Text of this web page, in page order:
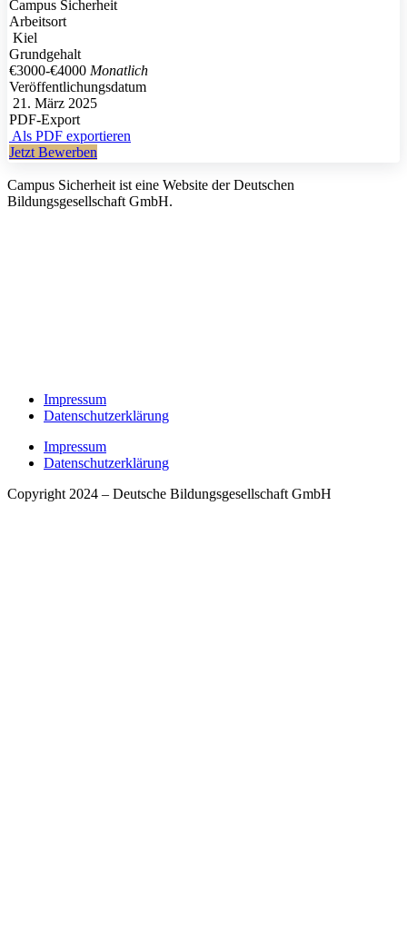
Campus Sicherheit
Arbeitsort
Kiel
Grundgehalt
€3000-€4000 Monatlich
Veröffentlichungsdatum
21. März 2025
PDF-Export
Als PDF exportieren
Jetzt Bewerben
Campus Sicherheit ist eine Website der Deutschen
Bildungsgesellschaft GmbH.
Impressum
Datenschutzerklärung
Impressum
Datenschutzerklärung
Copyright 2024 – Deutsche Bildungsgesellschaft GmbH